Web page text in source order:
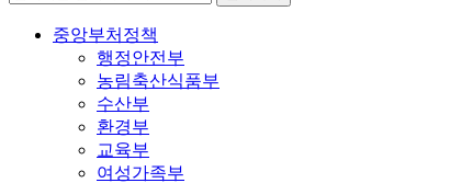
중앙부처정책
행정안전부
농림축산식품부
수산부
환경부
교육부
여성가족부